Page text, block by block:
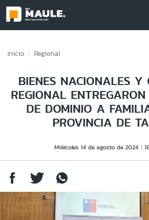
Inicio Regional
BIENES NACIONALES Y
REGIONAL
DE DOMINIO A
PROVINCIA DE
Miércoles 14 de agosto de 2024